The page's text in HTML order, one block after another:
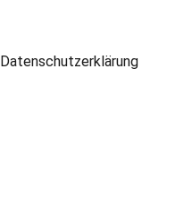
Datenschutzerklärung